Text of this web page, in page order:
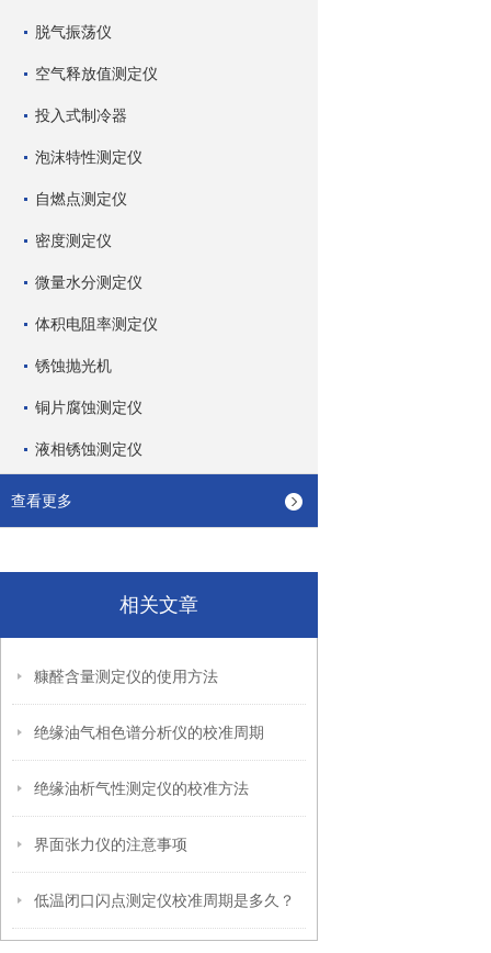
脱气振荡仪
空气释放值测定仪
投入式制冷器
泡沫特性测定仪
自燃点测定仪
密度测定仪
微量水分测定仪
体积电阻率测定仪
锈蚀抛光机
铜片腐蚀测定仪
液相锈蚀测定仪
查看更多
相关文章
糠醛含量测定仪的使用方法
绝缘油气相色谱分析仪的校准周期
绝缘油析气性测定仪的校准方法
界面张力仪的注意事项
低温闭口闪点测定仪校准周期是多久？